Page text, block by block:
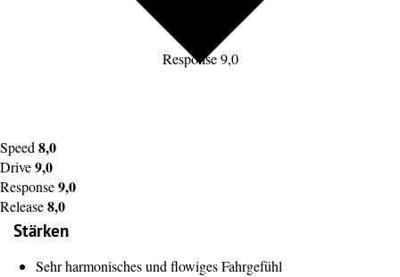
Response 9,0
Speed 8,0
Drive9,0
Response9,0
Release8,0
Stärken
Sehr harmonisches und flowiges Fahrgefühl